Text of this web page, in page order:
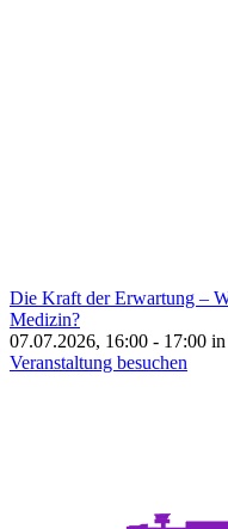
Die Kraft der Erwartung –
Medizin?
07.07.2026, 16:00 - 17:00 in
Veranstaltung besuchen